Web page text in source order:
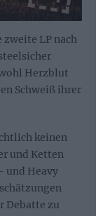
zweite LP nach
Herzblut
Schweiß ihrer
keinen
und Ketten
und Heavy
Debatte zu